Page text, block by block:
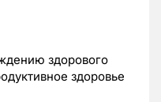
здорового
здоровье